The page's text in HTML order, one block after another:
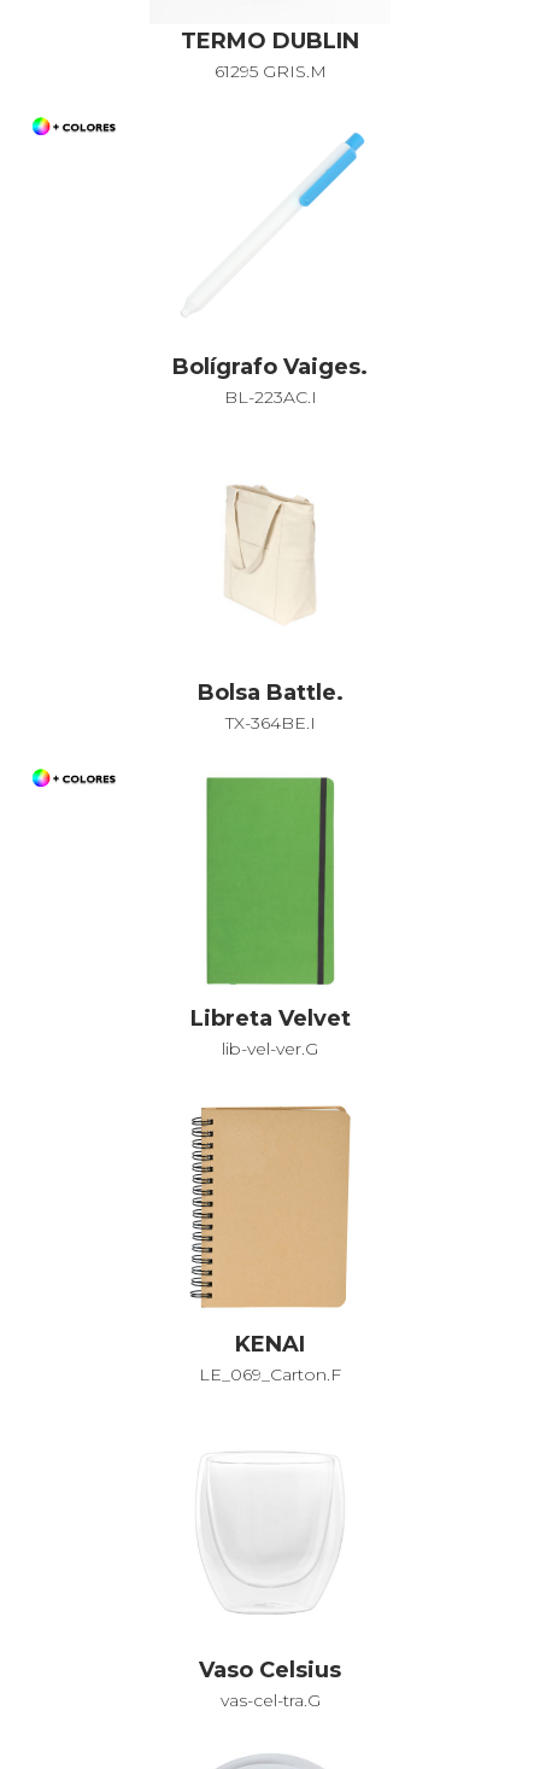
TERMO DUBLIN
61295 GRIS.M
Bolígrafo Vaiges.
BL-223AC.I
Bolsa Battle.
TX-364BE.I
Libreta Velvet
lib-vel-ver.G
KENAI
LE_069_Carton.F
Vaso Celsius
vas-cel-tra.G